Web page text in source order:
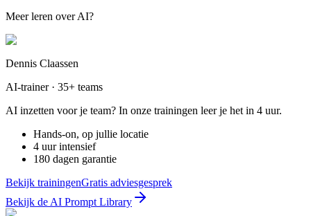
Meer leren over AI?
Dennis Claassen
AI-trainer · 35+ teams
AI inzetten voor je team? In onze trainingen leer je het in 4 uur.
Hands-on, op jullie locatie
4 uur intensief
180 dagen garantie
Bekijk trainingenGratis adviesgesprek
Bekijk de AI Prompt Library